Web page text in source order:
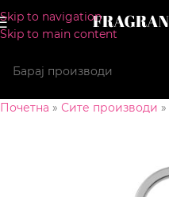
Skip to navigation
Skip to main content
Почетна » Сите производи »